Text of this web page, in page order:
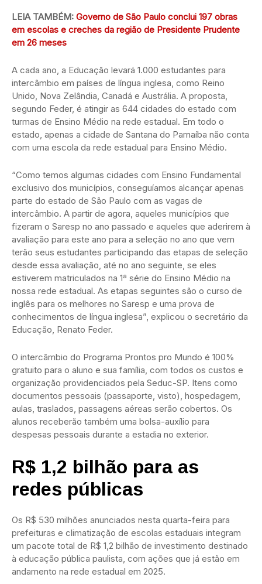
LEIA TAMBÉM: Governo de São Paulo conclui 197 obras
em escolas e creches da região de Presidente Prudente
em 26 meses
A cada ano, a Educação levará 1.000 estudantes para
intercâmbio em países de língua inglesa, como Reino
Unido, Nova Zelândia, Canadá e Austrália. A proposta,
segundo Feder, é atingir as 644 cidades do estado com
turmas de Ensino Médio na rede estadual. Em todo o
estado, apenas a cidade de Santana do Parnaíba não conta
com uma escola da rede estadual para Ensino Médio.
“Como temos algumas cidades com Ensino Fundamental
exclusivo dos municípios, conseguíamos alcançar apenas
parte do estado de São Paulo com as vagas de
intercâmbio. A partir de agora, aqueles municípios que
fizeram o Saresp no ano passado e aqueles que aderirem à
avaliação para este ano para a seleção no ano que vem
terão seus estudantes participando das etapas de seleção
desde essa avaliação, até no ano seguinte, se eles
estiverem matriculados na 1ª série do Ensino Médio na
nossa rede estadual. As etapas seguintes são o curso de
inglês para os melhores no Saresp e uma prova de
conhecimentos de língua inglesa”, explicou o secretário da
Educação, Renato Feder.
O intercâmbio do Programa Prontos pro Mundo é 100%
gratuito para o aluno e sua família, com todos os custos e
organização providenciados pela Seduc-SP. Itens como
documentos pessoais (passaporte, visto), hospedagem,
aulas, traslados, passagens aéreas serão cobertos. Os
alunos receberão também uma bolsa-auxílio para
despesas pessoais durante a estadia no exterior.
R$ 1,2 bilhão para as
redes públicas
Os R$ 530 milhões anunciados nesta quarta-feira para
prefeituras e climatização de escolas estaduais integram
um pacote total de R$ 1,2 bilhão de investimento destinado
à educação pública paulista, com ações que já estão em
andamento na rede estadual em 2025.